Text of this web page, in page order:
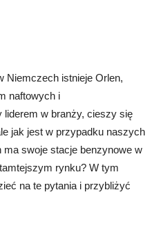
Niemczech istnieje Orlen,
naftowych i
liderem w branży, cieszy się
jak jest w przypadku naszych
swoje stacje benzynowe w
rynku? W tym
na te pytania i przybliżyć